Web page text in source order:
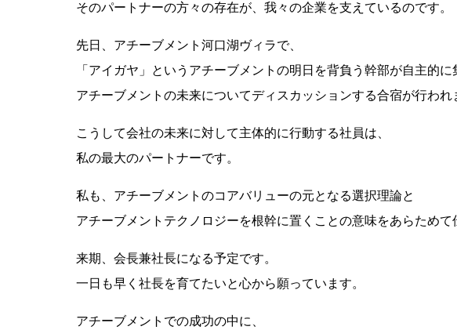
そのパートナーの方々の存在が、我々の企業を支えているのです。
先日、アチーブメント河口湖ヴィラで、
「アイガヤ」というアチーブメントの明日を背負う幹部が自主的に
アチーブメントの未来についてディスカッションする合宿が行われ
こうして会社の未来に対して主体的に行動する社員は、
私の最大のパートナーです。
私も、アチーブメントのコアバリューの元となる選択理論と
アチーブメントテクノロジーを根幹に置くことの意味をあらためて
来期、会長兼社長になる予定です。
一日も早く社長を育てたいと心から願っています。
アチーブメントでの成功の中に、